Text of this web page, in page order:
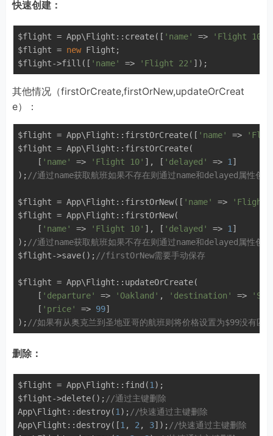
快速创建：
$flight = App\Flight::create([ 'name' => 'Flight 10'
$flight = new Flight;
$flight->fill([ 'name' => 'Flight 22'
其他情况（firstOrCreate,firstOrNew,updateOrCreat
e）：
$flight = App\Flight::firstOrCreate([ 'name' =>
$flight = App\Flight::firstOrCreate(
    [
'name' => 'Flight 10' ], [ 'delayed' => 1 ]
); //通过name获取航班如果不存在则通过name和delayed属性创建
$flight = App\Flight::firstOrNew([ 'name' =>
'Flight
$flight = App\Flight::firstOrNew(
    [
'name' => 'Flight 10' ], [ 'delayed' => 1 ]
); //通过name获取航班如果不存在则通过name和delayed属性创建
$flight->save(); //firstOrNew需要手动保存
$flight = App\Flight::updateOrCreate(
    [
'departure' => 'Oakland' , 'destination' =>
    [
'price' => 99]
); //如果有从奥克兰到圣地亚哥的航班则将价格设置为$99没有匹
删除：
$flight = App\Flight::find(1 );
$flight->delete(); //通过主键删除
App\Flight::destroy(1 ); //快速通过主键删除
App\Flight::destroy([1 , 2 , 3]); //快速通过主键删除